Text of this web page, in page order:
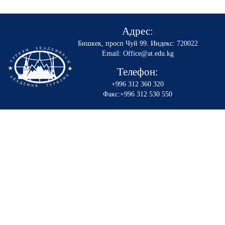
Адрес:
Бишкек, просп Чуй 99. Индекс: 720022
Email: Office@at.edu.kg
Телефон:
+996 312 360 320
Факс:+996 312 530 550